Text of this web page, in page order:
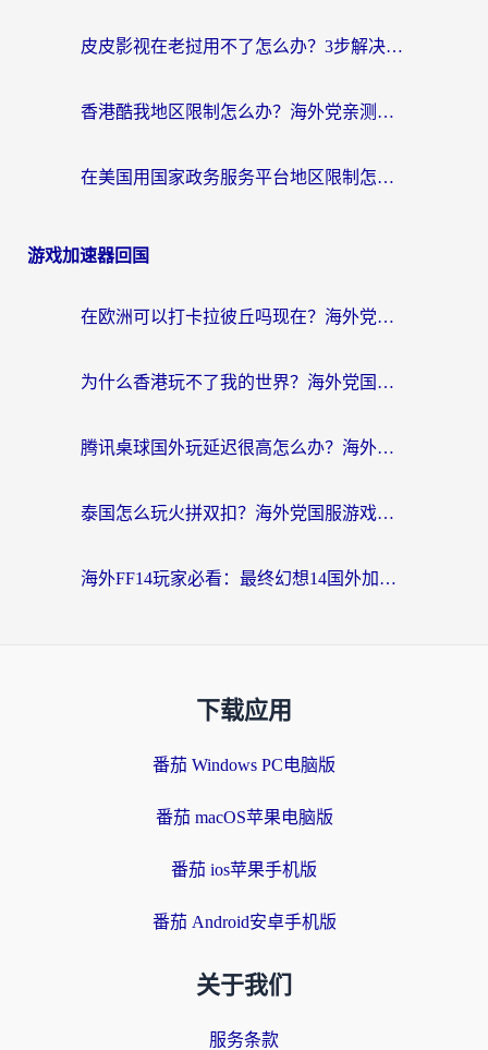
皮皮影视在老挝用不了怎么办？3步解决海外看国内影视&财经的痛点
香港酷我地区限制怎么办？海外党亲测有效的回国加速方案来了
在美国用国家政务服务平台地区限制怎么办？海外华人必备的突破攻略（附追剧看片技巧）
游戏加速器回国
在欧洲可以打卡拉彼丘吗现在？海外党国服游戏加速器终极避坑指南
为什么香港玩不了我的世界？海外党国服游戏加速终极解决方案
腾讯桌球国外玩延迟很高怎么办？海外党亲测有效的国服游戏加速指南
泰国怎么玩火拼双扣？海外党国服游戏加速终极指南（附暗区突围植物大战僵尸实测）
海外FF14玩家必看：最终幻想14国外加速器下载安装全攻略+卡顿解决秘籍
下载应用
番茄 Windows PC电脑版
番茄 macOS苹果电脑版
番茄 ios苹果手机版
番茄 Android安卓手机版
关于我们
服务条款